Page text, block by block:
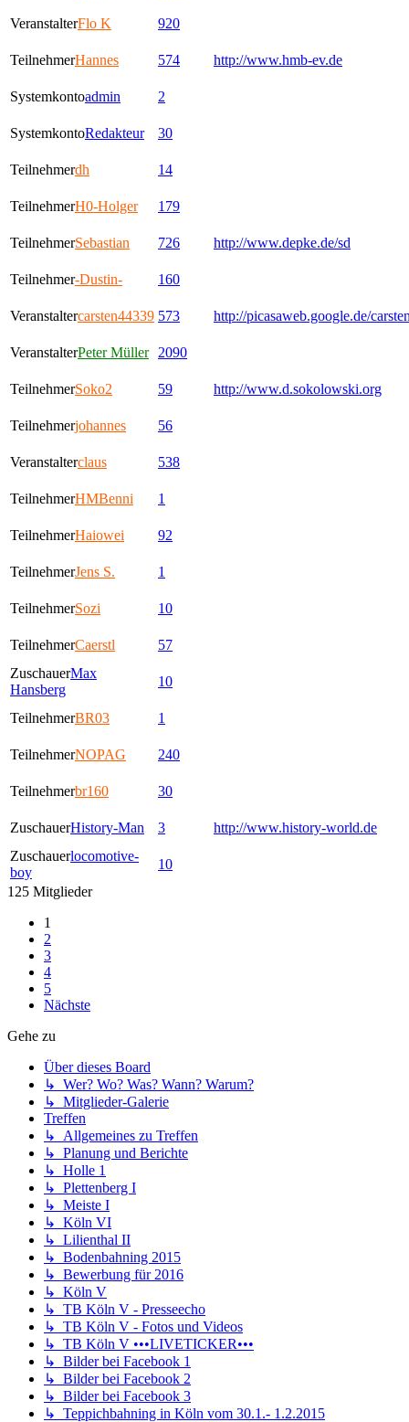
VeranstalterFlo K 920
TeilnehmerHannes 574 http://www.hmb-ev.de
Systemkontoadmin 2
SystemkontoRedakteur 30
Teilnehmerdh 14
TeilnehmerH0-Holger 179
TeilnehmerSebastian 726 http://www.depke.de/sd
Teilnehmer-Dustin- 160
Veranstaltercarsten44339 573 http://picasaweb.google.de/
VeranstalterPeter Müller 2090
TeilnehmerSoko2 59 http://www.d.sokolowski.org
Teilnehmerjohannes 56
Veranstalterclaus 538
TeilnehmerHMBenni 1
TeilnehmerHaiowei 92
TeilnehmerJens S. 1
TeilnehmerSozi 10
TeilnehmerCaerstl
57
ZuschauerMax
Hansberg
10
TeilnehmerBR03 1
TeilnehmerNOPAG 240
Teilnehmerbr160 30
ZuschauerHistory-Man 3
http://www.history-world.de
Zuschauerlocomotive-
boy
10
125 Mitglieder
1
2
3
4
5
Nächste
Gehe zu
Über dieses Board
↳ Wer? Wo? Was? Wann? Warum?
↳ Mitglieder-Galerie
Treffen
↳ Allgemeines zu Treffen
↳ Planung und Berichte
↳ Holle 1
↳ Plettenberg I
↳ Meiste I
↳ Köln VI
↳ Lilienthal II
↳ Bodenbahning 2015
↳ Bewerbung für 2016
↳ Köln V
↳ TB Köln V - Presseecho
↳ TB Köln V - Fotos und Videos
↳ TB Köln V •••LIVETICKER•••
↳ Bilder bei Facebook 1
↳ Bilder bei Facebook 2
↳ Bilder bei Facebook 3
↳ Teppichbahning in Köln vom 30.1.- 1.2.2015